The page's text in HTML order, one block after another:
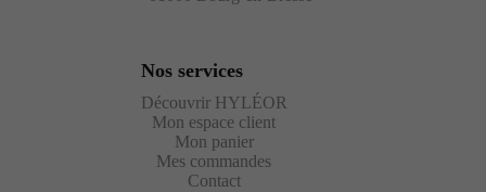
Nos services
Découvrir HYLÉOR
Mon espace client
Mon panier
Mes commandes
Contact